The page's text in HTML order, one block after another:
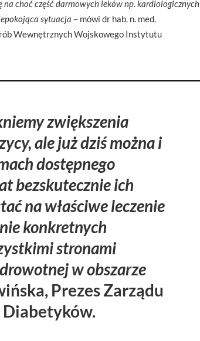
na choć część darmowych leków np. kardiologicznych
sytuacja – mówi dr hab. n. med.
Wewnętrznych Wojskowego Instytutu
zwiększenia
ale już dziś można i
dostępnego
bezskutecznie ich
na właściwe leczenie
konkretnych
stronami
w obszarze
Prezes Zarządu
Diabetyków.